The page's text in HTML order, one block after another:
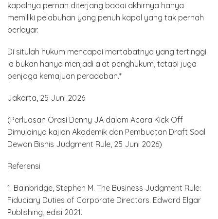
kapalnya pernah diterjang badai akhirnya hanya
memiliki pelabuhan yang penuh kapal yang tak pernah
berlayar.
Di situlah hukum mencapai martabatnya yang tertinggi.
Ia bukan hanya menjadi alat penghukum, tetapi juga
penjaga kemajuan peradaban.*
Jakarta, 25 Juni 2026
(Perluasan Orasi Denny JA dalam Acara Kick Off
Dimulainya kajian Akademik dan Pembuatan Draft Soal
Dewan Bisnis Judgment Rule, 25 Juni 2026)
Referensi
1. Bainbridge, Stephen M. The Business Judgment Rule:
Fiduciary Duties of Corporate Directors. Edward Elgar
Publishing, edisi 2021.